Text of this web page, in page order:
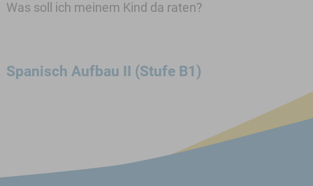
Was soll ich meinem Kind da raten?
Spanisch Aufbau II (Stufe B1)